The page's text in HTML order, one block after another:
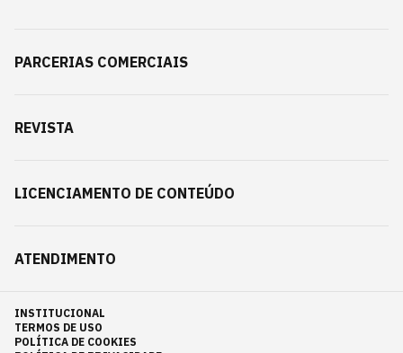
PARCERIAS COMERCIAIS
REVISTA
LICENCIAMENTO DE CONTEÚDO
ATENDIMENTO
INSTITUCIONAL
TERMOS DE USO
POLÍTICA DE COOKIES